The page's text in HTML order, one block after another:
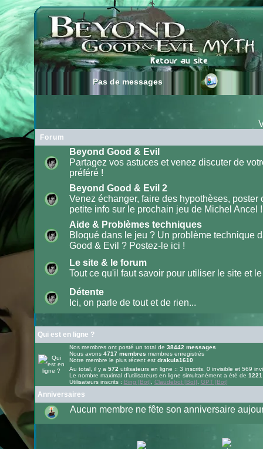
Pas de messages
Pas de messages
Forum
Aucun
message
non
Beyond Good & Evil
Partagez vos astuces et venez discuter de
préféré !
Aucun
message
non
lu
Beyond Good & Evil 2
Venez échanger, faire des hypothèses, poster
petite info sur le prochain jeu de Michel Ancel !
Aucun
non
Aide & Problèmes techniques
Bloqué dans le jeu ? Un problème technique
Good & Evil ? Postez-le ici !
non
Le site & le forum
Tout ce qu'il faut savoir pour utiliser le site et le
Aucun
message
lu
Détente
Ici, on parle de tout et de rien...
Qui est en ligne ?
Nos membres ont posté un total de 38442 messages
Nous avons 4717 membres membres enregistrés
Notre membre le plus récent est drakula1610
Au total, il y a 572 utilisateurs en ligne :: 3 inscrits, 0 invisible et 569
Le nombre maximal d’utilisateurs en ligne simultanément a été de 1221
Utilisateurs inscrits : Bing [Bot] Claudebot [Bot] GPT [Bot]
Anniversaires
Aucun membre ne fête son anniversaire